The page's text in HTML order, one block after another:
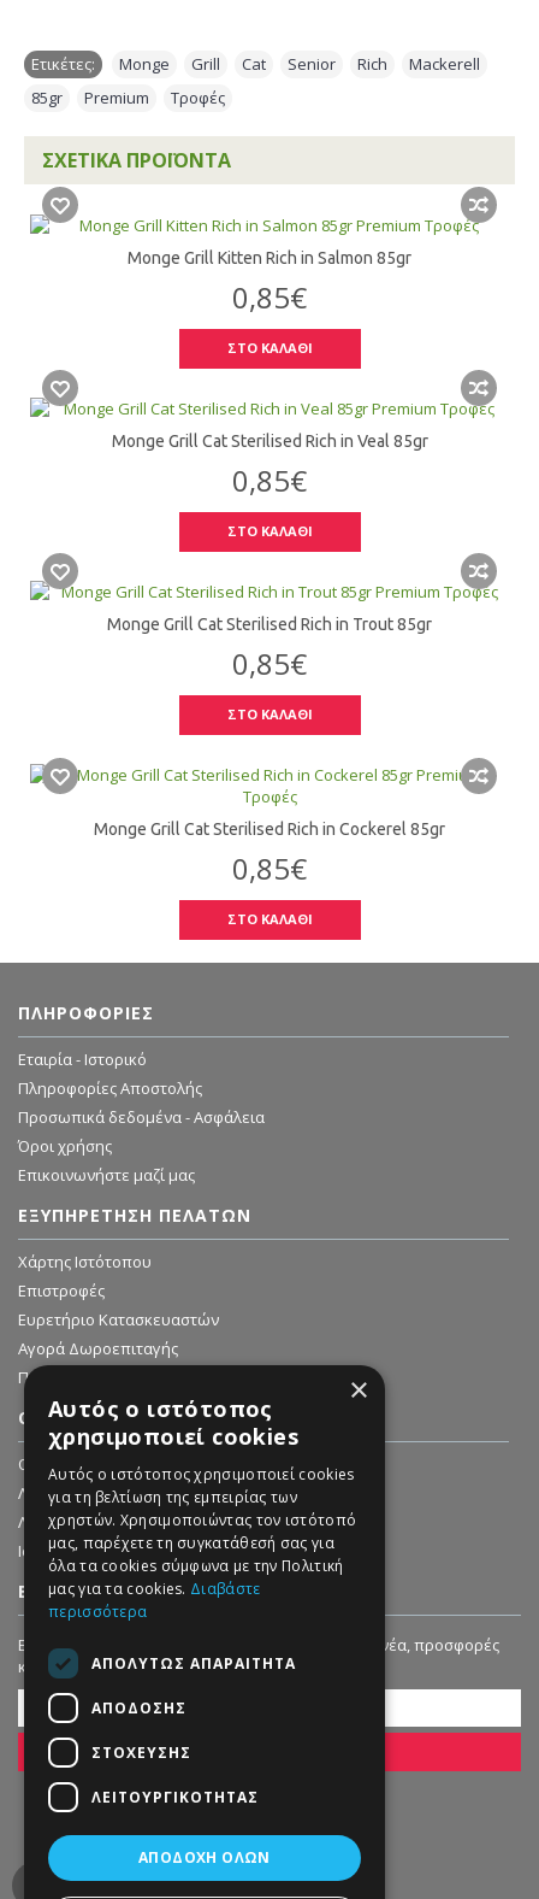
Ετικέτες: Monge Grill Cat Senior Rich Mackerell
85gr
Premium Τροφές
ΣΧΕΤΙΚΆ ΠΡΟΪΌΝΤΑ
Monge Grill Kitten Rich in Salmon 85gr
0,85€
ΣΤΟ ΚΑΛΑΘΙ
Monge Grill Cat Sterilised Rich in Veal 85gr
0,85€
ΣΤΟ ΚΑΛΑΘΙ
Monge Grill Cat Sterilised Rich in Trout 85gr
0,85€
ΣΤΟ ΚΑΛΑΘΙ
Monge Grill Cat Sterilised Rich in Cockerel 85gr
0,85€
ΣΤΟ ΚΑΛΑΘΙ
ΠΛΗΡΟΦΟΡΊΕΣ
Εταιρία - Ιστορικό
Πληροφορίες Αποστολής
Προσωπικά δεδομένα - Ασφάλεια
Όροι χρήσης
Επικοινωνήστε μαζί μας
ΕΞΥΠΗΡΈΤΗΣΗ ΠΕΛΑΤΏΝ
Χάρτης Ιστότοπου
Επιστροφές
Ευρετήριο Κατασκευαστών
Αγορά Δωροεπιταγής
Προσφορές
Ο ΛΟΓΑΡΙΑΣΜΌΣ ΜΟΥ
O Λογαριασμός μου
Λίστα Επιθυμιών (0)
Λήψη Ενημερωτικών Δελτίων
Ιστορικό Παραγγελιών
ΕΓΓΡΑΦΗ ΣΤΟ NEWSLETTER
Εγγραφείτε στο Newsletter μας για να λαμβάνετε νέα, προσφορές
και εκπτώσεις!
×
Αυτός ο ιστότοπος
χρησιμοποιεί cookies
Αυτός ο ιστότοπος χρησιμοποιεί cookies
για τη βελτίωση της εμπειρίας των
χρηστών. Χρησιμοποιώντας τον ιστότοπό
μας, παρέχετε τη συγκατάθεσή σας για
όλα τα cookies σύμφωνα με την Πολιτική
μας για τα cookies. Διαβάστε
περισσότερα
ΑΠΟΛΎΤΩΣ ΑΠΑΡΑΊΤΗΤΑ
ΑΠΌΔΟΣΗΣ
ΣΤΌΧΕΥΣΗΣ
ΛΕΙΤΟΥΡΓΙΚΌΤΗΤΑΣ
ΑΠΟΔΟΧΉ ΌΛΩΝ